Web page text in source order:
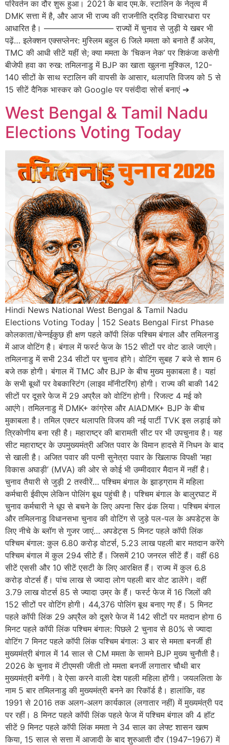
परिवर्तन का दौर शुरू हुआ। 2021 के बाद एम.के. स्टालिन के नेतृत्व में
DMK सत्ता में है, और आज भी राज्य की राजनीति द्रविड़ विचारधारा पर
आधारित है। ————————– राज्यों में चुनाव से जुड़ी ये खबर भी
पढ़ें… इलेक्शन एक्सप्लेनर: मुस्लिम बहुल 6 जिले ममता को बनाते हैं अजेय,
TMC की आधी सीटें यहीं से; क्या ममता के ‘चिकन नेक’ पर शिकंजा कसेगी
बीजेपी हवा का रुख: तमिलनाडु में BJP का खाता खुलना मुश्किल, 120-
140 सीटों के साथ स्टालिन की वापसी के आसार, थलापति विजय को 5 से
15 सीटें दैनिक भास्कर को Google पर पसंदीदा सोर्स बनाएं ➔
West Bengal & Tamil Nadu
Elections Voting Today
Hindi News National West Bengal & Tamil Nadu
Elections Voting Today | 152 Seats Bengal First Phase
कोलकाता/चेन्नईकुछ ही क्षण पहले कॉपी लिंक पश्चिम बंगाल और तमिलनाडु
में आज वोटिंग है। बंगाल में फर्स्ट फेज के 152 सीटों पर वोट डाले जाएंगे।
तमिलनाडु में सभी 234 सीटों पर चुनाव होंगे। वोटिंग सुबह 7 बजे से शाम 6
बजे तक होगी। बंगाल में TMC और BJP के बीच मुख्य मुकाबला है। यहां
के सभी बूथों पर वेबकास्टिंग (लाइव मॉनीटरिंग) होगी। राज्य की बाकी 142
सीटों पर दूसरे फेज में 29 अप्रैल को वोटिंग होगी। रिजल्ट 4 मई को
आएंगे। तमिलनाडु में DMK+ कांग्रेस और AIADMK+ BJP के बीच
मुकाबला है। तमिल एक्टर थलापति विजय की नई पार्टी TVK इस लड़ाई को
त्रिकोणीय बना रही है। महाराष्ट्र की बारामती सीट पर भी उपचुनाव है। यह
सीट महाराष्ट्र के उपमुख्यमंत्री अजित पवार के विमान हादसे में निधन के बाद
से खाली है। अजित पवार की पत्नी सुनेत्रा पवार के खिलाफ विपक्षी ‘महा
विकास अघाड़ी’ (MVA) की ओर से कोई भी उम्मीदवार मैदान में नहीं है।
चुनाव तैयारी से जुड़ी 2 तस्वीरें… पश्चिम बंगाल के झाड़ग्राम में महिला
कर्मचारी ईवीएम लेकिन पोलिंग बूथ पहुंची है। पश्चिम बंगाल के बालुरघाट में
चुनाव कर्मचारी ने धूप से बचने के लिए अपना सिर ढंक लिया। पश्चिम बंगाल
और तमिलनाडु विधानसभा चुनाव की वोटिंग से जुड़े पल-पल के अपडेट्स के
लिए नीचे के ब्लॉग से गुजर जाएं… अपडेट्स 5 मिनट पहले कॉपी लिंक
पश्चिम बंगाल: कुल 6.80 करोड़ वोटर्स, 5.23 लाख पहली बार मतदान करेंगे
पश्चिम बंगाल में कुल 294 सीटे हैं। जिसमें 210 जनरल सीटें हैं। वहीं 68
सीटें एससी और 10 सीटें एसटी के लिए आरक्षित हैं। राज्य में कुल 6.8
करोड़ वोटर्स हैं। पांच लाख से ज्यादा लोग पहली बार वोट डालेंगे। वहीं
3.79 लाख वोटर्स 85 से ज्यादा उम्र के हैं। फर्स्ट फेज में 16 जिलों की
152 सीटों पर वोटिंग होगी। 44,376 पोलिंग बूथ बनाए गए हैं। 5 मिनट
पहले कॉपी लिंक 29 अप्रैल को दूसरे फेज में 142 सीटों पर मतदान होगा 6
मिनट पहले कॉपी लिंक पश्चिम बंगाल: पिछले 2 चुनाव से 80% से ज्यादा
वोटिंग 7 मिनट पहले कॉपी लिंक पश्चिम बंगाल: 3 बार से ममता बनर्जी ही
मुख्यमंत्री बंगाल में 14 साल से CM ममता के सामने BJP मुख्य चुनौती है।
2026 के चुनाव में टीएमसी जीती तो ममता बनर्जी लगातार चौथी बार
मुख्यमंत्री बनेंगी। वे ऐसा करने वाली देश पहली महिला होंगी। जयललिता के
नाम 5 बार तमिलनाडु की मुख्यमंत्री बनने का रिकॉर्ड है। हालांकि, वह
1991 से 2016 तक अलग-अलग कार्यकाल (लगातार नहीं) में मुख्यमंत्री पद
पर रहीं। 8 मिनट पहले कॉपी लिंक पहले फेज में पश्चिम बंगाल की 4 हॉट
सीटें 9 मिनट पहले कॉपी लिंक ममता ने 34 साल का लेफ्ट शासन खत्म
किया, 15 साल से सत्ता में आजादी के बाद शुरुआती दौर (1947–1967) में